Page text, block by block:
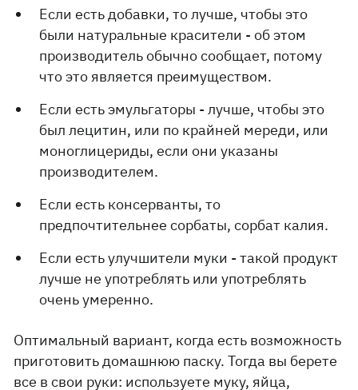
Если есть добавки, то лучше, чтобы это
были натуральные красители - об этом
производитель обычно сообщает, потому
что это является преимуществом.
Если есть эмульгаторы - лучше, чтобы это
был лецитин, или по крайней мереди, или
моноглицериды, если они указаны
производителем.
Если есть консерванты, то
предпочтительнее сорбаты, сорбат калия.
Если есть улучшители муки - такой продукт
лучше не употреблять или употреблять
очень умеренно.
Оптимальный вариант, когда есть возможность
приготовить домашнюю паску. Тогда вы берете
все в свои руки: используете муку, яйца,